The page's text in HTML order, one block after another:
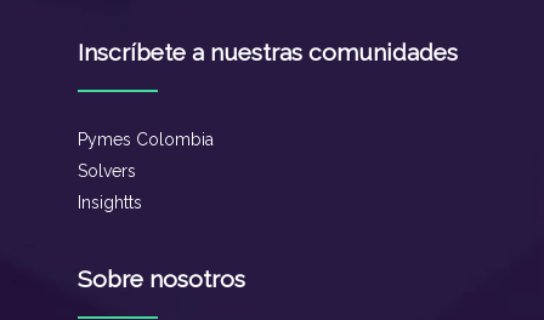
Inscríbete a nuestras comunidades
Pymes Colombia
Solvers
Insightts
Sobre nosotros